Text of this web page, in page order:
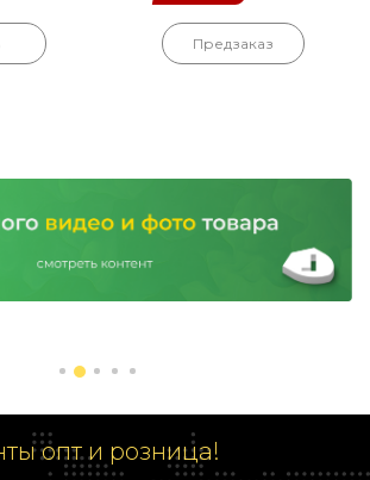
Предзаказ
опт и розница!